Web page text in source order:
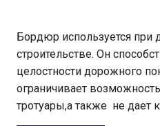
Бордюр используется
строительстве. Он
целостности дорожного
ограничивает
тротуары,а также не дает